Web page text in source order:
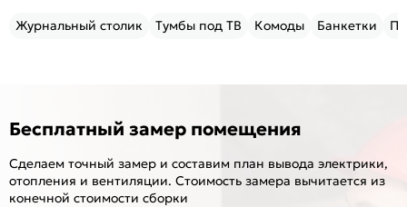
Журнальный столик Тумбы под ТВ Комоды Банкетки
Бесплатный замер помещения
Сделаем точный замер и составим план вывода электрики,
отопления и вентиляции. Стоимость замера вычитается из
конечной стоимости сборки